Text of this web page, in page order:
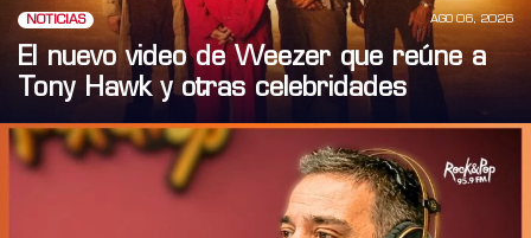
NOTICIAS AGO 06, 2026
El nuevo video de Weezer que reúne a
Tony Hawk y otras celebridades